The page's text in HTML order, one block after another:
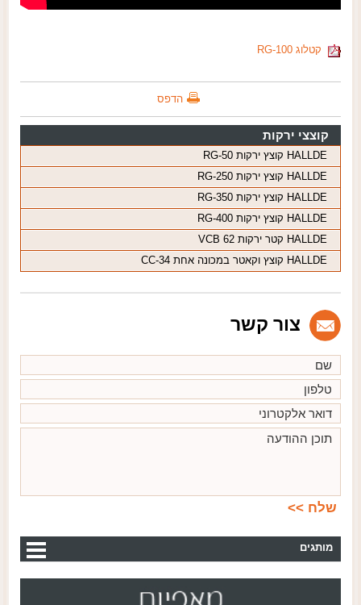
קטלוג RG-100
הדפס
קוצצי ירקות
HALLDE קוצץ ירקות RG-50
HALLDE קוצץ ירקות RG-250
HALLDE קוצץ ירקות RG-350
HALLDE קוצץ ירקות RG-400
HALLDE קטר ירקות VCB 62
HALLDE קוצץ וקאטר במכונה אחת CC-34
צור קשר
מותגים